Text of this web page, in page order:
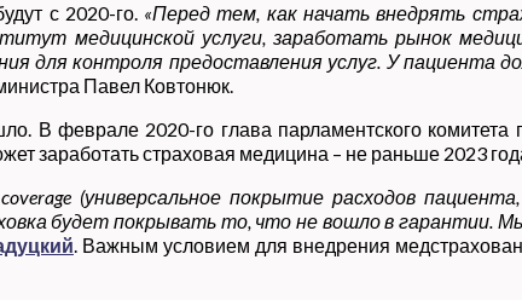
с 2020-го. «Перед тем, как начать внедрять
медицинской услуги, заработать рынок
для контроля предоставления услуг. У пациента
Павел Ковтонюк.
В феврале 2020-го глава парламентского
заработать страховая медицина – не раньше 2023
(универсальное покрытие расходов
будет покрывать то, что не вошло в
. Важным условием для внедрения